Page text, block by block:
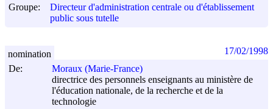
Groupe:
Directeur d'administration centrale ou d'établissement
public sous tutelle
De:
Moraux (Marie-France)
directrice des personnels enseignants au ministère de
l'éducation nationale, de la recherche et de la
technologie
nomination 17/02/1998